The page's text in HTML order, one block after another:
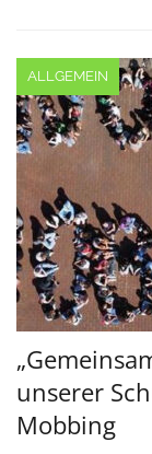
ALLGEMEIN
unserer
Mobbing